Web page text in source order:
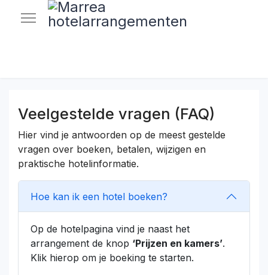
Veelgestelde vragen (FAQ)
Hier vind je antwoorden op de meest gestelde
vragen over boeken, betalen, wijzigen en
praktische hotelinformatie.
Hoe kan ik een hotel boeken?
Op de hotelpagina vind je naast het
arrangement de knop ‘Prijzen en kamers’.
Klik hierop om je boeking te starten.